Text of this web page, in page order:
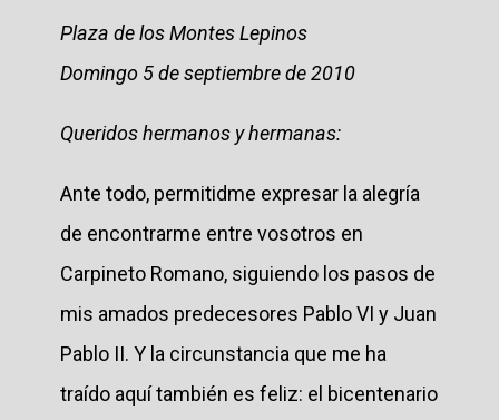
Plaza de los Montes Lepinos
Domingo 5 de septiembre de 2010
Queridos hermanos y hermanas:
Ante todo, permitidme expresar la alegría
de encontrarme entre vosotros en
Carpineto Romano, siguiendo los pasos de
mis amados predecesores Pablo VI y Juan
Pablo II. Y la circunstancia que me ha
traído aquí también es feliz: el bicentenario